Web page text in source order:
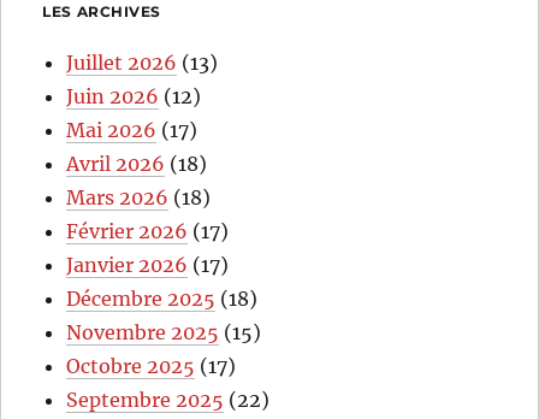
LES ARCHIVES
Juillet 2026 (13)
Juin 2026 (12)
Mai 2026 (17)
Avril 2026 (18)
Mars 2026 (18)
Février 2026 (17)
Janvier 2026 (17)
Décembre 2025 (18)
Novembre 2025 (15)
Octobre 2025 (17)
Septembre 2025 (22)